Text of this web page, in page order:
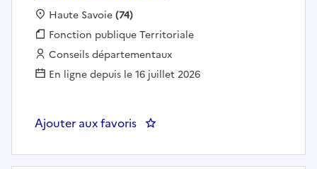
Localisation :
Haute Savoie(74)
Fonction publique :
Fonction publique Territoriale
Employeur :
Conseils départementaux
En ligne depuis le 16 juillet 2026
Ajouter aux favoris